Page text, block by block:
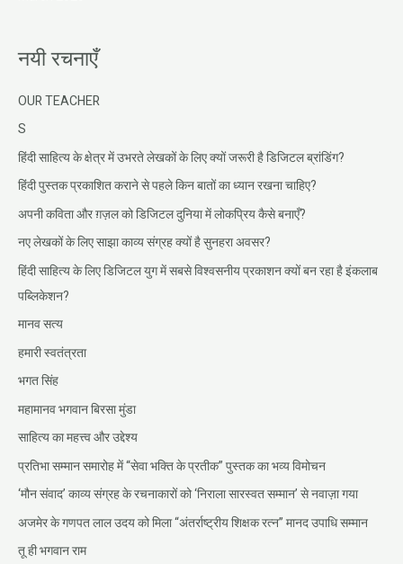
नयी रचनाएँ
OUR TEACHER
S
हिंदी साहित्य के क्षेत्र में उभरते लेखकों के लिए क्यों जरूरी है डिजिटल ब्रांडिंग?
हिंदी पुस्तक प्रकाशित कराने से पहले किन बातों का ध्यान रखना चाहिए?
अपनी कविता और ग़ज़ल को डिजिटल दुनिया में लोकप्रिय कैसे बनाएँ?
नए लेखकों के लिए साझा काव्य संग्रह क्यों है सुनहरा अवसर?
हिंदी साहित्य के लिए डिजिटल युग में सबसे विश्वसनीय प्रकाशन क्यों बन रहा है इंकलाब
पब्लिकेशन?
मानव सत्य
हमारी स्वतंत्रता
भगत सिंह
महामानव भगवान बिरसा मुंडा
साहित्य का महत्त्व और उद्देश्य
प्रतिभा सम्मान समारोह में “सेवा भक्ति के प्रतीक” पुस्तक का भव्य विमोचन
‘मौन संवाद’ काव्य संग्रह के रचनाकारों को ‘निराला सारस्वत सम्मान’ से नवाज़ा गया
अजमेर के गणपत लाल उदय को मिला “अंतर्राष्ट्रीय शिक्षक रत्न” मानद उपाधि सम्मान
तू ही भगवान राम